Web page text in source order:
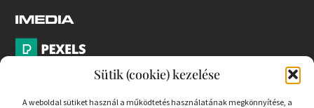
Sütik (cookie) kezelése
A weboldal sütiket használ a működtetés használatának megkönnyítése, a